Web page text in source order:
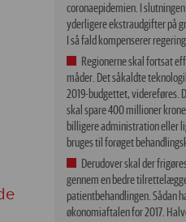
coronaepidemien. I
yderligere ekstraudgifter på
I så fald kompenserer
Regionerne skal fortsat
måder. Det såkaldte
2019-budgettet, videreføres.
skal spare 400 millioner
billigere administration eller
bruges til forøget
Derudover skal der
gennem en bedre
patientbehandlingen. Sådan
økonomiaftalen for 2017.